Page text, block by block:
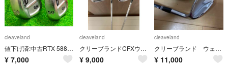
cleaveland
値下げ済:中古RTX 588 2.0 CB ツアーサテン50&56°セット
¥ 7,000
cleaveland
クリーブランドCFXウエッジ 2本セット
¥ 9,000
cleaveland
クリーブランド ウェッジ
¥ 11,000